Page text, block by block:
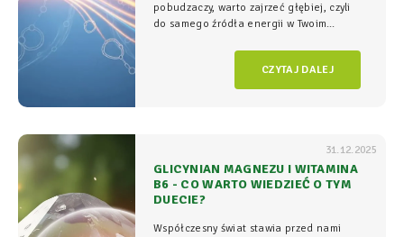
pobudzaczy, warto zajrzeć głębiej, czyli
do samego źródła energii w Twoim
komórkowym rozgrywa się cała
CZYTAJ DALEJ
31.12.2025
GLICYNIAN MAGNEZU I WITAMINA
B6 - CO WARTO WIEDZIEĆ O TYM
DUECIE?
Współczesny świat stawia przed nami